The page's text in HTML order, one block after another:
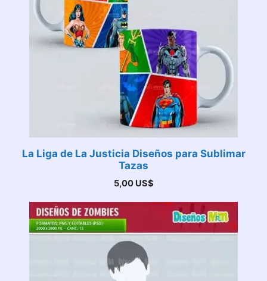
La Liga de La Justicia Diseños para Sublimar
Tazas
5,00 US$